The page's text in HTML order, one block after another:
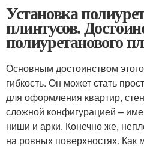
Установка
плинтусов.
полиуретанового
Основным достоинством
гибкость. Он может стать
для оформления квартир,
сложной конфигурацией –
ниши и арки. Конечно же,
на ровных поверхностях. Как